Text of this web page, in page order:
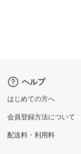
ヘルプ
はじめての方へ
会員登録方法について
配送料・利用料